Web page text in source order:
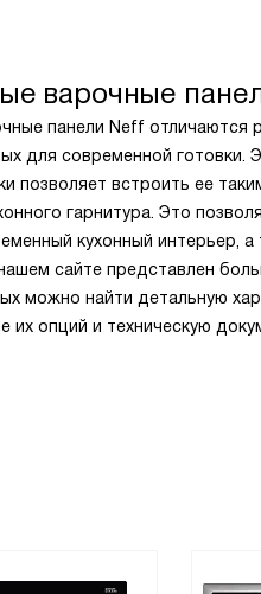
варочные
панели Neff отличаются
для современной готовки.
позволяет встроить ее
гарнитура. Это
кухонный интерьер,
сайте представлен
можно найти детальную
их опций и техническую